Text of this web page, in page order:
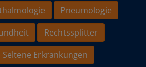
Pneumologie
Rechtssplitter
Seltene Erkrankungen